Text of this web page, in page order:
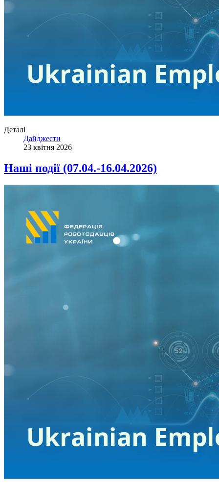
Деталі
Дайджести
23 квітня 2026
Наші події (07.04.-16.04.2026)